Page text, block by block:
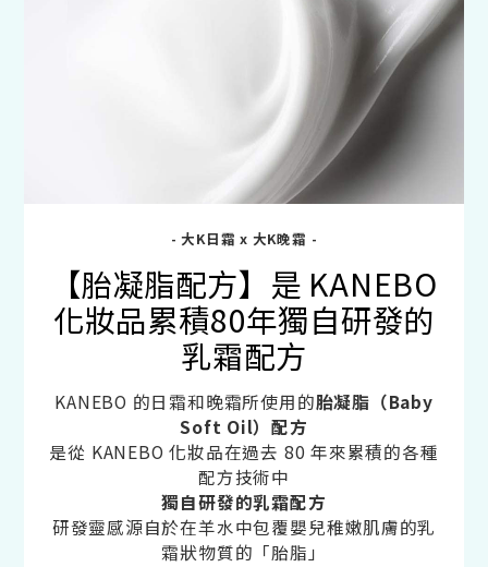
- 大K日霜 x 大K晚霜 -
【胎凝脂配方】是 KANEBO
化妝品累積80年獨自研發的
乳霜配方
KANEBO 的日霜和晚霜所使用的胎凝脂（Baby
Soft Oil）配方
是從 KANEBO 化妝品在過去 80 年來累積的各種
配方技術中
獨自研發的乳霜配方
研發靈感源自於在羊水中包覆嬰兒稚嫩肌膚的乳
霜狀物質的「胎脂」